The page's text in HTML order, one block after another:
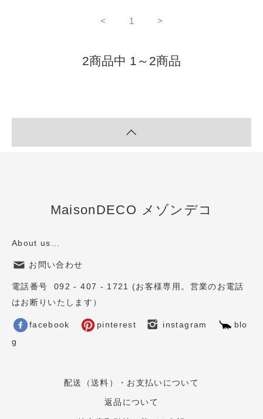
< 1 >
2商品中 1～2商品
MaisonDECO メゾンデコ
About us...
お問い合わせ
電話番号 092 - 407 - 1721 (お客様専用。営業のお電話
はお断りいたします）
facebook pinterest instagram
blo
g
配送（送料）・お支払いについて
返品について